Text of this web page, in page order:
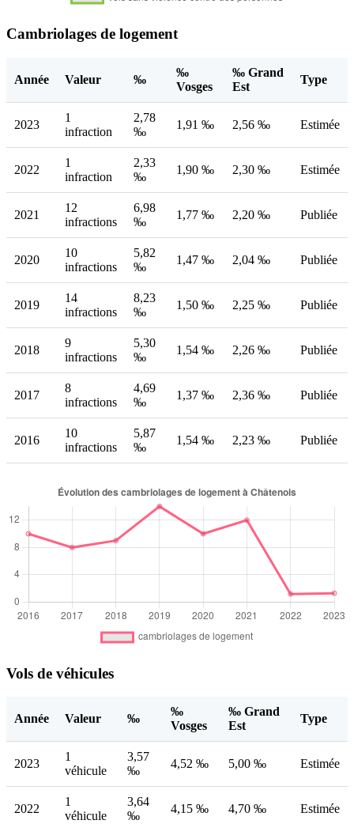
Cambriolages de logement
Année Valeur ‰
‰
Vosges
‰ Grand
Est
Type
2023
1
infraction
2,78
‰
1,91 ‰ 2,56 ‰ Estimée
2022
1
infraction
2,33
‰
1,90 ‰ 2,30 ‰ Estimée
2021
12
infractions
6,98
‰
1,77 ‰ 2,20 ‰ Publiée
2020
10
infractions
5,82
‰
1,47 ‰ 2,04 ‰ Publiée
2019
14
infractions
8,23
‰
1,50 ‰ 2,25 ‰ Publiée
2018
9
infractions
5,30
‰
1,54 ‰ 2,26 ‰ Publiée
2017
8
infractions
4,69
‰
1,37 ‰ 2,36 ‰ Publiée
2016
10
infractions
5,87
‰
1,54 ‰ 2,23 ‰ Publiée
Vols de véhicules
Année Valeur ‰
‰
Vosges
‰ Grand
Est
Type
2023
1
véhicule
3,57
‰
4,52 ‰ 5,00 ‰ Estimée
2022
1
véhicule
3,64
‰
4,15 ‰ 4,70 ‰ Estimée